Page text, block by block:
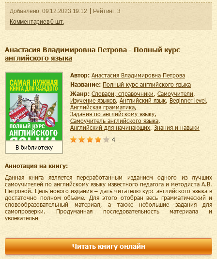
Добавленo: 09.12.2023 19:12 Рейтинг: 3
Комментариев0 шт.
Анастасия Владимировна Петрова - Полный курс
английского языка
В библиотеку
Автор:
Анастасия Владимировна Петрова
Название:
Полный курс английского языка
Жанр:
словари, справочники, самоучители,
изучение языков, английский язык, beginner level ,
английская грамматика,
задания по английскому языку,
самоучитель английского языка,
английский для начинающих,
знания и навыки
4
Аннотация на книгу:
Данная книга является переработанным изданием одного из лучших
самоучителей по английскому языку известного педагога и методиста А.В.
Петровой. Цель нового издания – дать читателю курс английского языка в
достаточно полном объеме. Для этого отобран весь грамматический и
словообразовательный материал, а также небольшие задания для
самопроверки. Продуманная последовательность материала и
увлекательн…
Читать книгу онлайн